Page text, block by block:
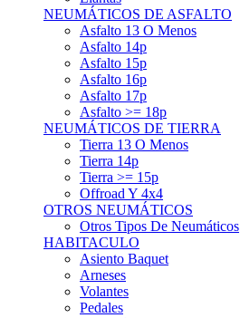
NEUMÁTICOS DE ASFALTO
Asfalto 13 O Menos
Asfalto 14p
Asfalto 15p
Asfalto 16p
Asfalto 17p
Asfalto >= 18p
NEUMÁTICOS DE TIERRA
Tierra 13 O Menos
Tierra 14p
Tierra >= 15p
Offroad Y 4x4
OTROS NEUMÁTICOS
Otros Tipos De Neumáticos
HABITACULO
Asiento Baquet
Arneses
Volantes
Pedales